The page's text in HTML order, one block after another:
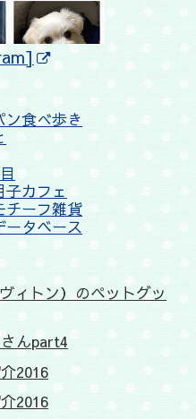
ン食べ歩き
カフェ
チーフ雑貨
ータベース
ィトン）のペットグッ
んpart4
2016
2016